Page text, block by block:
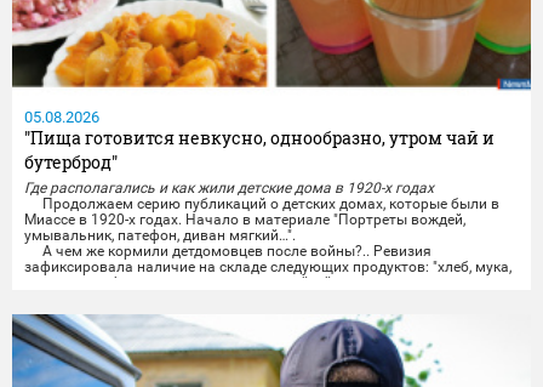
05.08.2026
"Пища готовится невкусно, однообразно, утром чай и
бутерброд"
Где располагались и как жили детские дома в 1920-х годах
Продолжаем серию публикаций о детских домах, которые были в
Миассе в 1920-х годах. Начало в материале "Портреты вождей,
умывальник, патефон, диван мягкий…".
А чем же кормили детдомовцев после войны?.. Ревизия
зафиксировала наличие на складе следующих продуктов: "хлеб, мука,
сахар, картофель, какао, вермишель, чай, яйцо, дрожжи, мясо,